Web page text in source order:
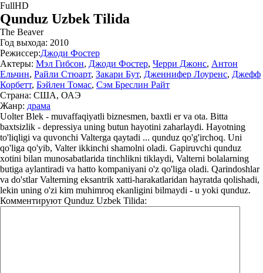
FullHD
Qunduz Uzbek Tilida
The Beaver
Год выхода: 2010
Режиссер:Джоди Фостер
Актеры: Мэл Гибсон, Джоди Фостер, Черри Джонс, Антон
Ельчин, Райли Стюарт, Закари Бут, Дженнифер Лоуренс, Джефф
Корбетт, Бэйлен Томас, Сэм Бреслин Райт
Страна: США, ОАЭ
Жанр: драма
Uolter Blek - muvaffaqiyatli biznesmen, baxtli er va ota. Bitta
baxtsizlik - depressiya uning butun hayotini zaharlaydi. Hayotning
to'liqligi va quvonchi Valterga qaytadi ... qunduz qo'g'irchoq. Uni
qo'liga qo'yib, Valter ikkinchi shamolni oladi. Gapiruvchi qunduz
xotini bilan munosabatlarida tinchlikni tiklaydi, Valterni bolalarning
butiga aylantiradi va hatto kompaniyani o'z qo'liga oladi. Qarindoshlar
va do'stlar Valterning eksantrik xatti-harakatlaridan hayratda qolishadi,
lekin uning o'zi kim muhimroq ekanligini bilmaydi - u yoki qunduz.
Комментируют Qunduz Uzbek Tilida: